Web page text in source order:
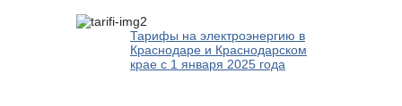
Тарифы на электроэнергию в
Краснодаре и Краснодарском
крае с 1 января 2025 года